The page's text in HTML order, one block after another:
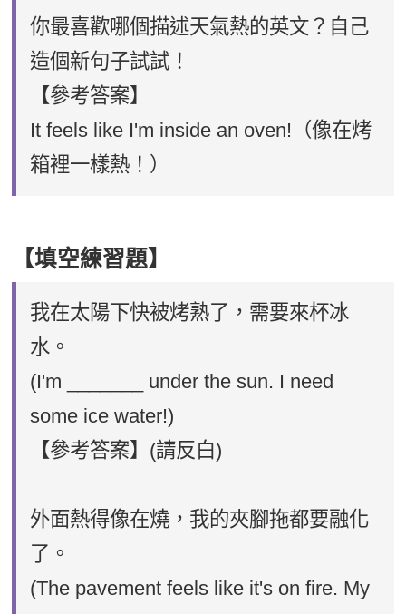
你最喜歡哪個描述天氣熱的英文？自己
造個新句子試試！
【參考答案】
It feels like I'm inside an oven!（像在烤
箱裡一樣熱！）
【填空練習題】
我在太陽下快被烤熟了，需要來杯冰
水。
(I'm _______ under the sun. I need
some ice water!)
【參考答案】(請反白)
外面熱得像在燒，我的夾腳拖都要融化
了。
(The pavement feels like it's on fire. My